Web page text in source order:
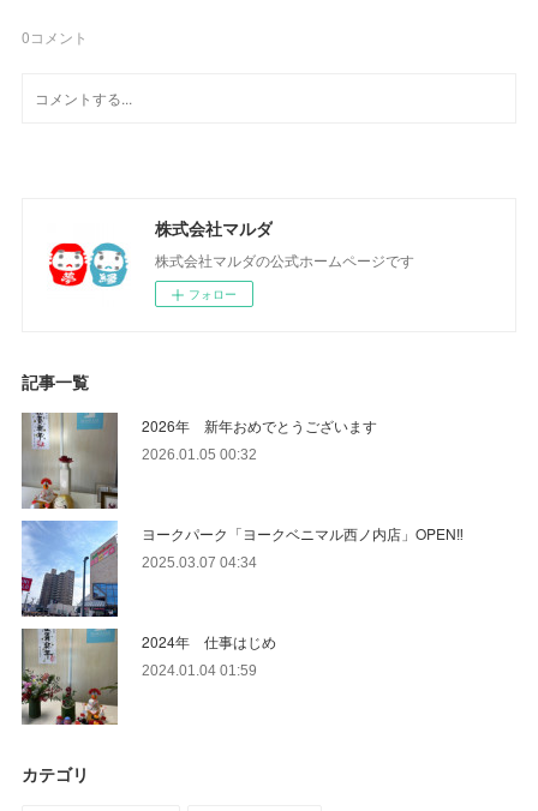
0コメント
株式会社マルダ
株式会社マルダの公式ホームページです
フォロー
記事一覧
2026年 新年おめでとうございます
2026.01.05 00:32
ヨークパーク「ヨークベニマル西ノ内店」OPEN‼
2025.03.07 04:34
2024年 仕事はじめ
2024.01.04 01:59
カテゴリ